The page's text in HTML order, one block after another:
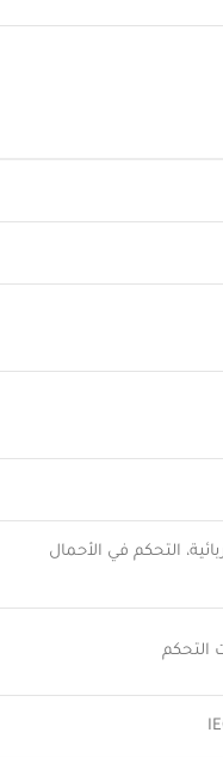
التحكم في الأحمال
التحكم